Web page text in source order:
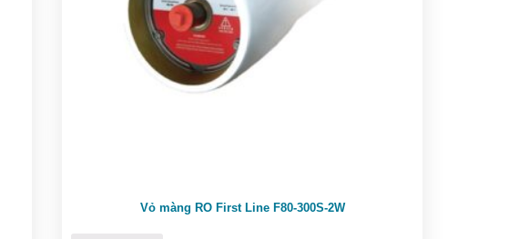
Vỏ màng RO First Line F80-300S-2W